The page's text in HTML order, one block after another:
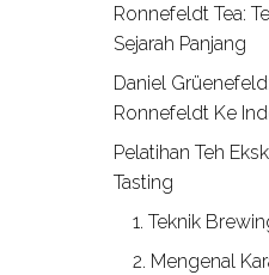
Ronnefeldt Tea:
Sejarah Panjang
Daniel
Ronnefeldt Ke
Pelatihan Teh
Tasting
1. Teknik
2. Mengenal